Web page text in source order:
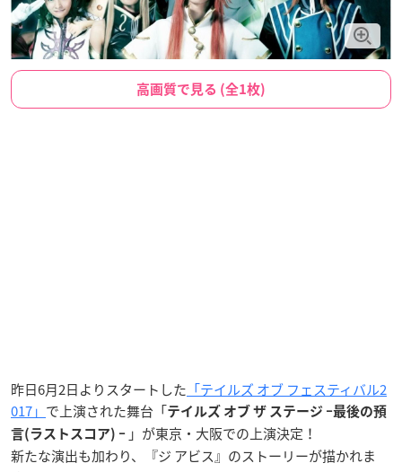
高画質で見る (全1枚)
昨日6月2日よりスタートした 「テイルズ オブ フェスティバル2
017」 で上演された舞台「テイルズ オブ ザ ステージ ｰ最後の預
言(ラストスコア) ｰ 」が東京・大阪での上演決定！
新たな演出も加わり、『ジ アビス』のストーリーが描かれま